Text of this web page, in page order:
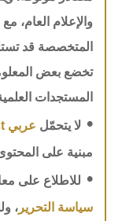
والإعلام العام،
المتخصصة قد
تخضع بعض
المستجدات
• لا يتحمّل عربي Daily Post
مبنية على
• للاطلاع على
سياسة التحرير ،